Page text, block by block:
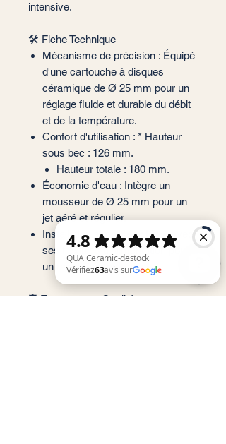
intensive.
🛠️ Fiche Technique
Mécanisme de précision : Équipé
d'une cartouche à disques
céramique de Ø 25 mm pour un
réglage fluide et durable du débit
et de la température.
Confort d'utilisation : * Hauteur
sous bec : 126 mm.
Hauteur totale : 180 mm.
Économie d'eau : Intègre un
mousseur de Ø 25 mm pour un
jet aéré et régulier.
Installation simplifiée : Livré avec
ses flexibles d'alimentation pour
un raccordement rapide.
🛡️ Engagement Qualité